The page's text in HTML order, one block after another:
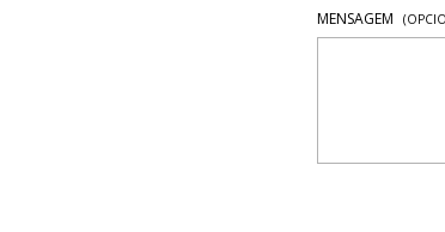
MENSAGEM